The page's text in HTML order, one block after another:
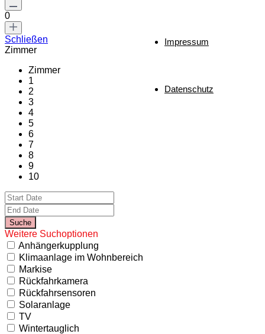
Impressum
Datenschutz
0
Schließen
Zimmer
Zimmer
1
2
3
4
5
6
7
8
9
10
Weitere Suchoptionen
Anhängerkupplung
Klimaanlage im Wohnbereich
Markise
Rückfahrkamera
Rückfahrsensoren
Solaranlage
TV
Wintertauglich